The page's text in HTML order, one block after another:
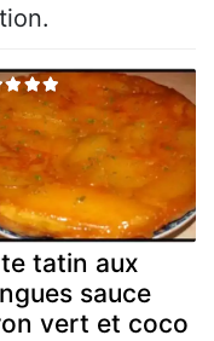
tatin aux
sauce
vert et coco